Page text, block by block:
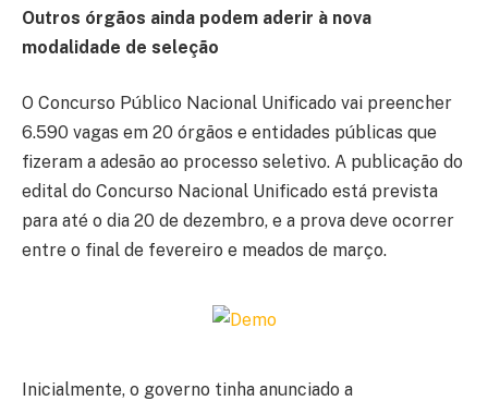
Outros órgãos ainda podem aderir à nova
modalidade de seleção
O Concurso Público Nacional Unificado vai preencher
6.590 vagas em 20 órgãos e entidades públicas que
fizeram a adesão ao processo seletivo. A publicação do
edital do Concurso Nacional Unificado está prevista
para até o dia 20 de dezembro, e a prova deve ocorrer
entre o final de fevereiro e meados de março.
Inicialmente, o governo tinha anunciado a